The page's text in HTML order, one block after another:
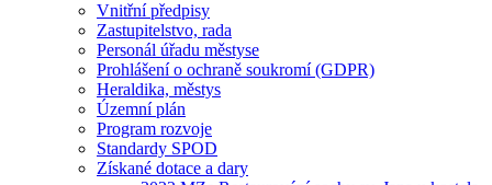
Vnitřní předpisy
Zastupitelstvo, rada
Personál úřadu městyse
Prohlášení o ochraně soukromí (GDPR)
Heraldika, městys
Územní plán
Program rozvoje
Standardy SPOD
Získané dotace a dary